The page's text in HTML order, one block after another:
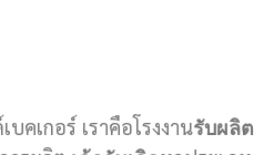
บคเกอร์ เราคือโรงงานรับผลิต